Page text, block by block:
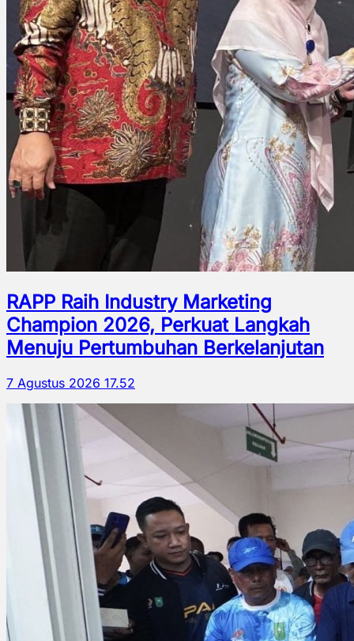
RAPP Raih Industry Marketing
Champion 2026, Perkuat Langkah
Menuju Pertumbuhan Berkelanjutan
7 Agustus 2026 17.52